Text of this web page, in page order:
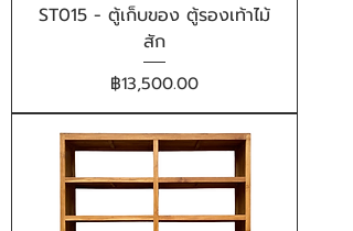
ST015 - ตู้เก็บของ ตู้รองเท้าไม้
สัก
ราคา
฿13,500.00